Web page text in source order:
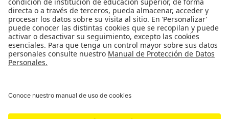
DECANATURA
Decanatura de estudiantes